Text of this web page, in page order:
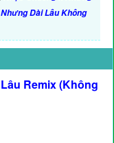
Dài Lâu Không
Remix (Không